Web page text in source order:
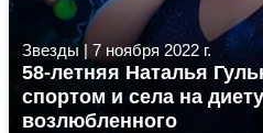
Звезды | 7 ноября 2022 г.
58-летняя Наталья
спортом и села на
возлюбленного